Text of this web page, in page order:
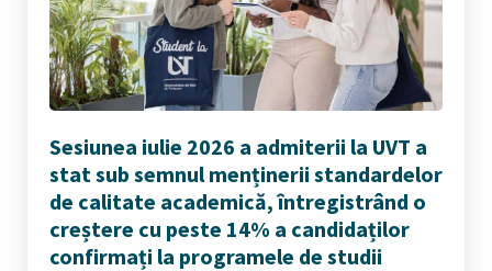
Sesiunea iulie 2026 a admiterii la UVT a
stat sub semnul menținerii standardelor
de calitate academică, întregistrând o
creștere cu peste 14% a candidaților
confirmați la programele de studii